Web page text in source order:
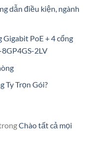
dẫn điều kiện, ngành
PoE + 4 cổng
8GP4GS-2LV
Ty Trọn Gói?
Chào tất cả mọi